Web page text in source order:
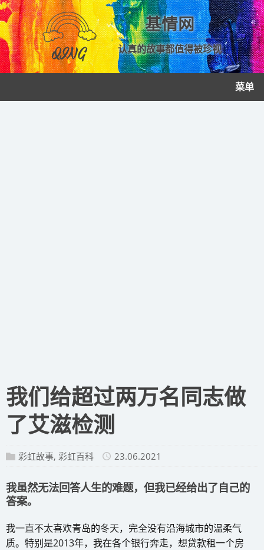
基情网
认真的故事都值得被珍视
菜单
我们给超过两万名同志做
了艾滋检测
彩虹故事, 彩虹百科 23.06.2021
我虽然无法回答人生的难题，但我已经给出了自己的
答案。
我一直不太喜欢青岛的冬天，完全没有沿海城市的温柔气
质。特别是2013年，我在各个银行奔走，想贷款租一个房